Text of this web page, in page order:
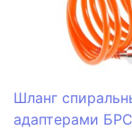
Шланг
адаптерами